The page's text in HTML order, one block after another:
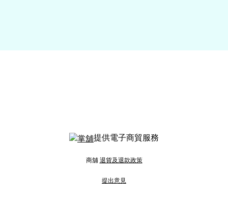
提供電子商貿服務
商舖 退貨及退款政策
提出意見